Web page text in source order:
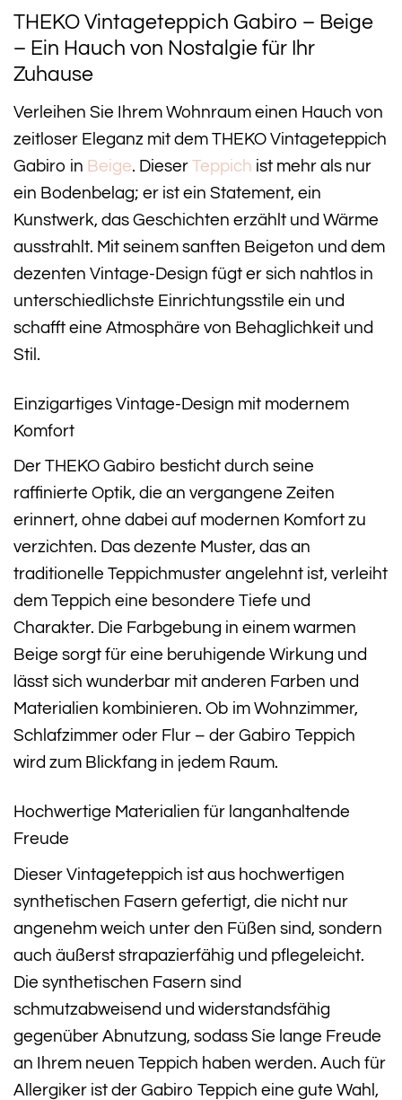
THEKO Vintageteppich Gabiro – Beige
– Ein Hauch von Nostalgie für Ihr
Zuhause
Verleihen Sie Ihrem Wohnraum einen Hauch von
zeitloser Eleganz mit dem THEKO Vintageteppich
Gabiro in Beige. Dieser Teppich ist mehr als nur
ein Bodenbelag; er ist ein Statement, ein
Kunstwerk, das Geschichten erzählt und Wärme
ausstrahlt. Mit seinem sanften Beigeton und dem
dezenten Vintage-Design fügt er sich nahtlos in
unterschiedlichste Einrichtungsstile ein und
schafft eine Atmosphäre von Behaglichkeit und
Stil.
Einzigartiges Vintage-Design mit modernem
Komfort
Der THEKO Gabiro besticht durch seine
raffinierte Optik, die an vergangene Zeiten
erinnert, ohne dabei auf modernen Komfort zu
verzichten. Das dezente Muster, das an
traditionelle Teppichmuster angelehnt ist, verleiht
dem Teppich eine besondere Tiefe und
Charakter. Die Farbgebung in einem warmen
Beige sorgt für eine beruhigende Wirkung und
lässt sich wunderbar mit anderen Farben und
Materialien kombinieren. Ob im Wohnzimmer,
Schlafzimmer oder Flur – der Gabiro Teppich
wird zum Blickfang in jedem Raum.
Hochwertige Materialien für langanhaltende
Freude
Dieser Vintageteppich ist aus hochwertigen
synthetischen Fasern gefertigt, die nicht nur
angenehm weich unter den Füßen sind, sondern
auch äußerst strapazierfähig und pflegeleicht.
Die synthetischen Fasern sind
schmutzabweisend und widerstandsfähig
gegenüber Abnutzung, sodass Sie lange Freude
an Ihrem neuen Teppich haben werden. Auch für
Allergiker ist der Gabiro Teppich eine gute Wahl,